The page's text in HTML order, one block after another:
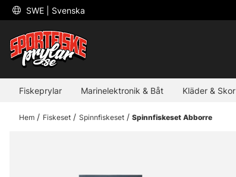
SWE | Svenska
Fiskeprylar Marinelektronik & Båt Kläder & Skor
Hem Fiskeset Spinnfiskeset Spinnfiskeset Abborre